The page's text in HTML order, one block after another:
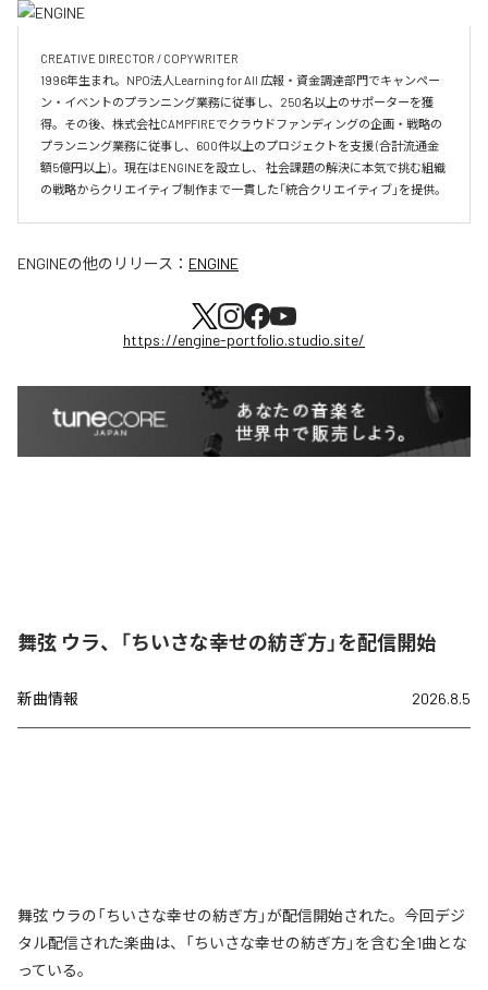
CREATIVE DIRECTOR / COPYWRITER
1996年生まれ。NPO法人Learning for All 広報・資金調達部門でキャンペー
ン・イベントのプランニング業務に従事し、250名以上のサポーターを獲
得。その後、株式会社CAMPFIREでクラウドファンディングの企画・戦略の
プランニング業務に従事し、600件以上のプロジェクトを支援 (合計流通金
額5億円以上) 。現在はENGINEを設立し、 社会課題の解決に本気で挑む組織
の戦略からクリエイティブ制作まで一貫した「統合クリエイティブ」を提供。
ENGINEの他のリリース： ENGINE
https://engine-portfolio.studio.site/
舞弦 ウラ、「ちいさな幸せの紡ぎ方」を配信開始
新曲情報 2026.8.5
舞弦 ウラの「ちいさな幸せの紡ぎ方」が配信開始された。今回デジ
タル配信された楽曲は、「ちいさな幸せの紡ぎ方」を含む全1曲とな
っている。